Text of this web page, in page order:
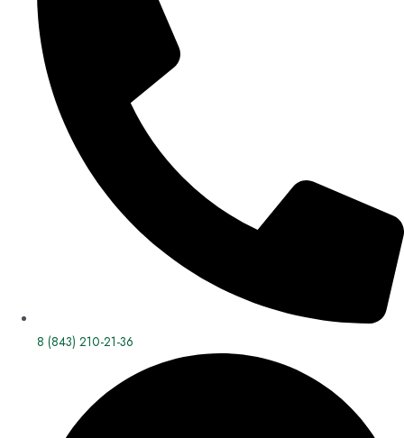
8 (843) 210-21-36